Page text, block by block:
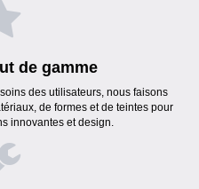
de gamme
des utilisateurs, nous faisons
de formes et de teintes pour
innovantes et design.